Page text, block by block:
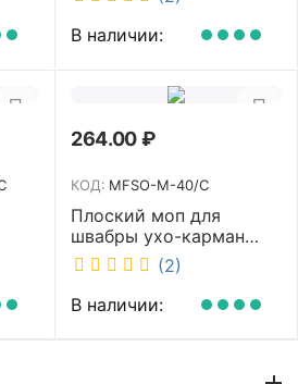
M-40/C
В наличии:
C
264.00₽
КОД: MFSO-M-40/C
Плоский моп для
швабры ухо-карман
белый 40 см NV MFSO-
M-40/C
(2)
В наличии: